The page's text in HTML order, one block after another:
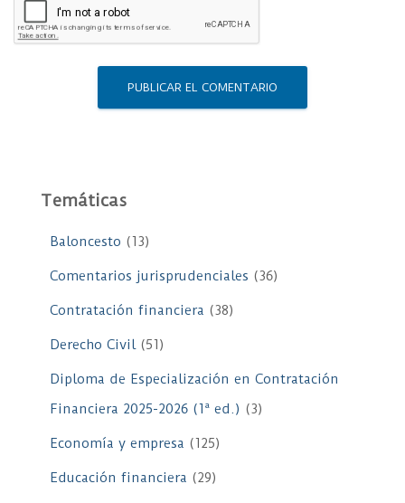
Temáticas
Baloncesto (13)
Comentarios jurisprudenciales (36)
Contratación financiera (38)
Derecho Civil(51)
Diploma de Especialización en Contratación
Financiera 2025-2026 (1ª ed.) (3)
Economía y empresa (125)
Educación financiera (29)